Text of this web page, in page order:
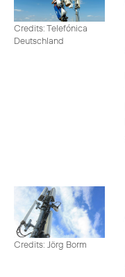
Credits: Telefónica
Deutschland
Credits: Jörg Borm